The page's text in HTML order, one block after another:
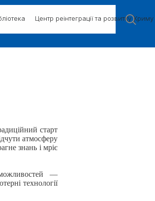
Центр реінтеграції та розвитку Криму
старт
атмосферу
знань і мріє
—
технології